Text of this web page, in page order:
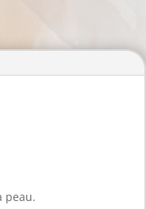
peau.